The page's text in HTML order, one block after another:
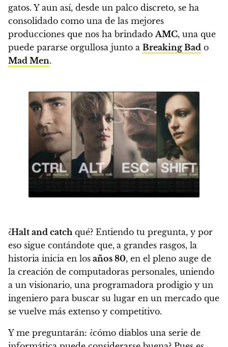
gatos. Y aun así, desde un palco discreto, se ha
consolidado como una de las mejores
producciones que nos ha brindado AMC, una que
puede pararse orgullosa junto a Breaking Bad o
Mad Men.
¿Halt and catch qué? Entiendo tu pregunta, y por
eso sigue contándote que, a grandes rasgos, la
historia inicia en los años 80, en el pleno auge de
la creación de computadoras personales, uniendo
a un visionario, una programadora prodigio y un
ingeniero para buscar su lugar en un mercado que
se vuelve más extenso y competitivo.
Y me preguntarán: ¿cómo diablos una serie de